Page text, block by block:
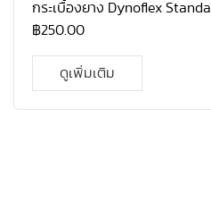
กระเบื้องยาง Dynoflex
฿250.00
ดูเพิ่มเติม